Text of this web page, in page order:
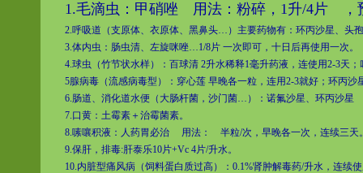
1.毛滴虫：甲硝唑 用法：粉碎，1升/4片 ，
2.呼吸道（支原体、衣原体、黑鼻头…）主要药物有：环丙沙星、
3.体内虫：肠虫清、左旋咪唑…1/8片 一次即可，十日后再使用一次。
4.球虫（竹节状水样）：百球清 2升水稀释1毫升药液，连使用2-3天
5腺病毒（流感病毒型）：穿心莲 早晚各一粒，连用2-3就好；环丙
6.肠道、消化道水便（大肠杆菌，沙门菌…）：诺氟沙星、环丙沙
7.口黄：土霉素＋治霉菌素。
8.嗉嚷积液：人药胃必治 用法： 半粒/次，早晚各一次，连续三天
9.保肝，排毒:肝泰乐10片+Vc 4片/升水。
10.内脏型痛风病（饲料蛋白质过高）：0.1%肾肿解毒药/升水，连续